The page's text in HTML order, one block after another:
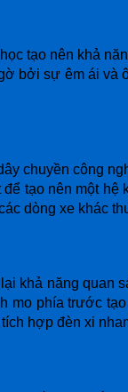
tạo nên khả
bởi sự êm ái và
chuyền công
tạo nên một
dòng xe khác
khả năng quan
phía trước
hợp đèn xi